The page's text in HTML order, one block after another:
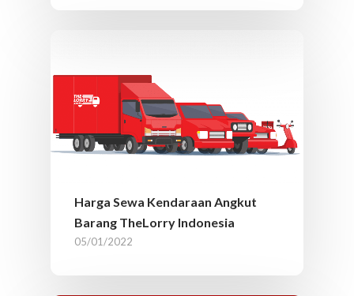
Harga Sewa Kendaraan Angkut
Barang TheLorry Indonesia
05/01/2022